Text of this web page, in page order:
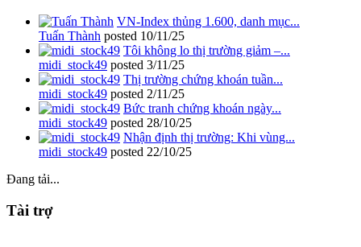
VN-Index thủng 1.600, danh mục...
Tuấn Thành posted 10/11/25
Tôi không lo thị trường giảm –...
midi_stock49 posted 3/11/25
Thị trường chứng khoán tuần...
midi_stock49 posted 2/11/25
Bức tranh chứng khoán ngày...
midi_stock49 posted 28/10/25
Nhận định thị trường: Khi vùng...
midi_stock49 posted 22/10/25
Đang tải...
Tài trợ